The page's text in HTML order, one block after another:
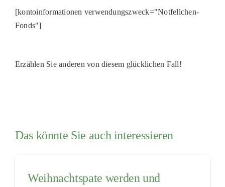
[kontoinformationen verwendungszweck="Notfellchen-
Fonds"]
Erzählen Sie anderen von diesem glücklichen Fall!
Das könnte Sie auch interessieren
Weihnachtspate werden und